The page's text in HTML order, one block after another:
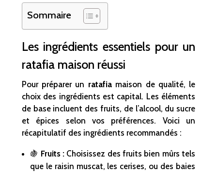
Sommaire
Les ingrédients essentiels pour un
ratafia maison réussi
Pour préparer un ratafiamaison de qualité, le
choix des ingrédients est capital. Les éléments
de base incluent des fruits, de l’alcool, du sucre
et épices selon vos préférences. Voici un
récapitulatif des ingrédients recommandés :
🍇 Fruits :Choisissez des fruits bien mûrs tels
que le raisin muscat, les cerises, ou des baies